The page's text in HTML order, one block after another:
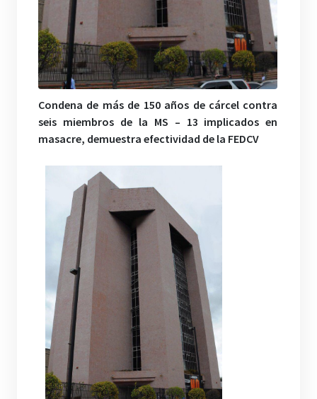
Condena de más de 150 años de cárcel contra
seis miembros de la MS – 13 implicados en
masacre, demuestra efectividad de la FEDCV